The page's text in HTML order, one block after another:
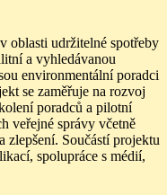
oblasti udržitelné spotřeby
a vyhledávanou
environmentální poradci
se zaměřuje na rozvoj
poradců a pilotní
veřejné správy včetně
zlepšení. Součástí projektu
spolupráce s médií,